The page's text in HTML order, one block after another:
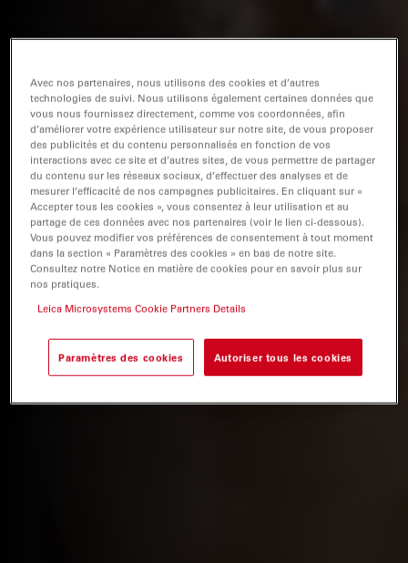
Avec nos partenaires, nous utilisons des cookies et d’autres
technologies de suivi. Nous utilisons également certaines données que
vous nous fournissez directement, comme vos coordonnées, afin
d’améliorer votre expérience utilisateur sur notre site, de vous proposer
des publicités et du contenu personnalisés en fonction de vos
interactions avec ce site et d’autres sites, de vous permettre de partager
du contenu sur les réseaux sociaux, d’effectuer des analyses et de
mesurer l’efficacité de nos campagnes publicitaires. En cliquant sur «
Accepter tous les cookies », vous consentez à leur utilisation et au
partage de ces données avec nos partenaires (voir le lien ci-dessous).
Vous pouvez modifier vos préférences de consentement à tout moment
dans la section « Paramètres des cookies » en bas de notre site.
Consultez notre Notice en matière de cookies pour en savoir plus sur
nos pratiques.
Leica Microsystems Cookie Partners Details
Paramètres des cookies Autoriser tous les cookies